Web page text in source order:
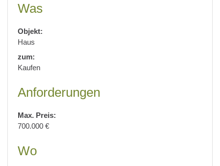
Was
Objekt:
Haus
zum:
Kaufen
Anforderungen
Max. Preis:
700.000 €
Wo